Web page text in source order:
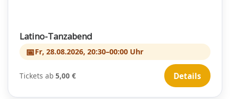
Latino-Tanzabend
📅Fr, 28.08.2026, 20:30–00:00 Uhr
Tickets ab5,00 € Details